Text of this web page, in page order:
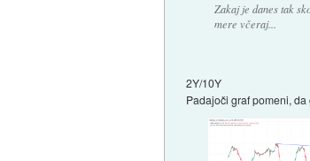
Zakaj je danes tak
mere včeraj...
2Y/10Y
Padajoči graf pomeni,